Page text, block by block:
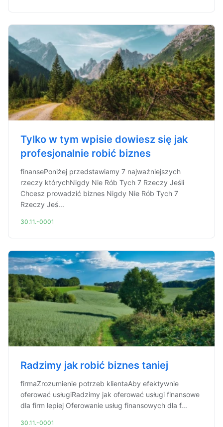
Tylko w tym wpisie dowiesz się jak
profesjonalnie robić biznes
finansePoniżej przedstawiamy 7 najważniejszych
rzeczy którychNigdy Nie Rób Tych 7 Rzeczy Jeśli
Chcesz prowadzić biznes Nigdy Nie Rób Tych 7
Rzeczy Jeś...
30.11.-0001
Radzimy jak robić biznes taniej
firmaZrozumienie potrzeb klientaAby efektywnie
oferować usługiRadzimy jak oferować usługi finansowe
dla firm lepiej Oferowanie usług finansowych dla f...
30.11.-0001